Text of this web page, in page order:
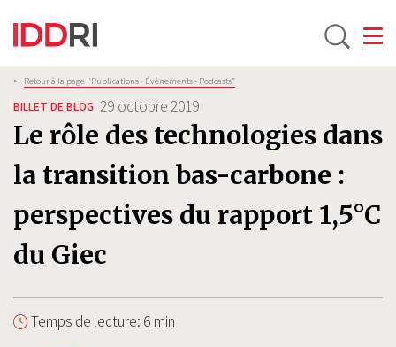
Aller
au
contenu
principal
Fil
d'Ariane
> Retour à la page "Publications - Évènements - Podcasts”
BILLET DE BLOG 29 octobre 2019
Le rôle des technologies dans
la transition bas-carbone :
perspectives du rapport 1,5°C
du Giec
Temps de lecture: 6 min